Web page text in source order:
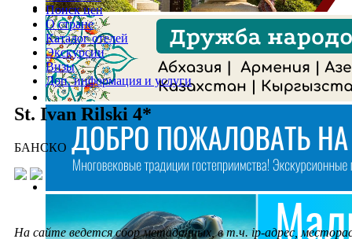
Поиск цен
О стране
Каталог отелей
Экскурсии
Визы
Доп. информация и услуги
St. Ivan Rilski 4*
БАНСКО
На сайте ведется сбор метаданных, в т.ч. ip-адрес,